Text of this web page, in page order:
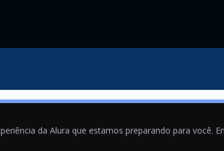
da Alura que estamos preparando para você.